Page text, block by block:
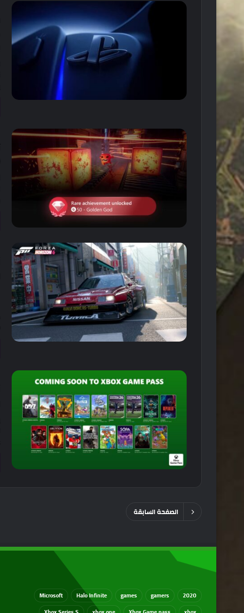
الصفحة السابقة
2020
gamers
games
Halo Infinite
Microsoft